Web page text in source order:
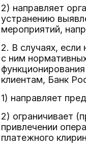
2) направляет
устранению
мероприятий,
2. В случаях,
с ним
клиентам, Банк
1) направляет
2) ограничивает
привлечении
платежного